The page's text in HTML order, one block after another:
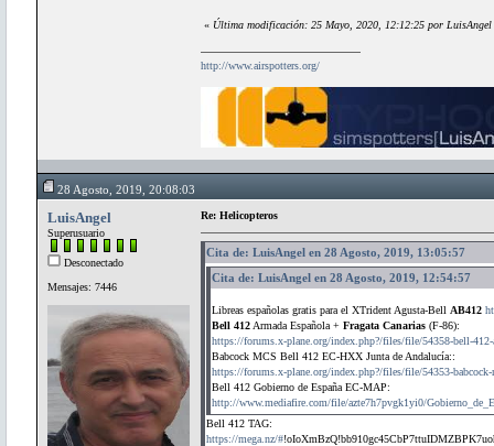
« Última modificación: 25 Mayo, 2020, 12:12:25 por LuisAngel
http://www.airspotters.org/
28 Agosto, 2019, 20:08:03
LuisAngel
Superusuario
Desconectado
Mensajes: 7446
Re: Helicopteros
Cita de: LuisAngel en 28 Agosto, 2019, 13:05:57
Cita de: LuisAngel en 28 Agosto, 2019, 12:54:57
Libreas españolas gratis para el XTrident Agusta-Bell AB412
Bell 412 Armada Española + Fragata Canarias (F-86):
https://forums.x-plane.org/index.php?/files/file/54358-bell-412-
Babcock MCS Bell 412 EC-HXX Junta de Andalucía::
https://forums.x-plane.org/index.php?/files/file/54353-
Bell 412 Gobierno de España EC-MAP:
http://www.mediafire.com/file/azte7h7pvgk1yi0/
Bell 412 TAG:
https://mega.nz/#